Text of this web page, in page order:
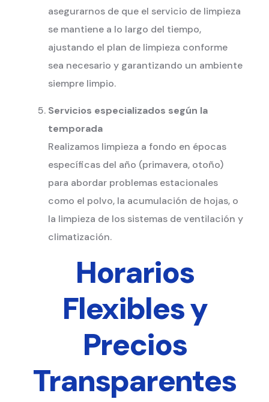
asegurarnos de que el servicio de limpieza
se mantiene a lo largo del tiempo,
ajustando el plan de limpieza conforme
sea necesario y garantizando un ambiente
siempre limpio.
Servicios especializados según la
temporada
Realizamos limpieza a fondo en épocas
específicas del año (primavera, otoño)
para abordar problemas estacionales
como el polvo, la acumulación de hojas, o
la limpieza de los sistemas de ventilación y
climatización.
Horarios
Flexibles y
Precios
Transparentes